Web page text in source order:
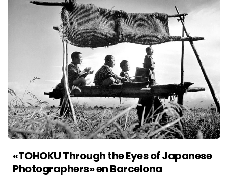
«TOHOKU Through the Eyes of Japanese
Photographers» en Barcelona